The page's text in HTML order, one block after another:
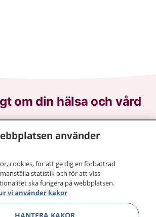
om din hälsa och vård
mottagningar du kan kontakta.
din journal och göra dina
telefonnummer 1177 för
dygnet runt.
när du vill må bättre.
använder
cookies, för att ge dig en förbättrad
statistik och för att viss
ska fungera på webbplatsen.
vi använder kakor